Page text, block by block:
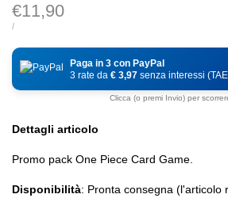
Prezzo
di
vendita
€11,90
PREZZO
UNITÀ
/PER
Paga in 3 con PayPal
3 rate da € 3,97 senza interessi
Clicca (o premi Invio) per
Dettagli articolo
Promo pack One Piece Card Game.
Disponibilità: Pronta consegna (l'articolo